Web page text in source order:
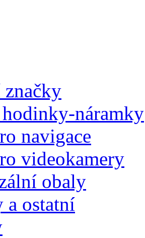
značky
náramky
navigace
videokamery
obaly
a ostatní